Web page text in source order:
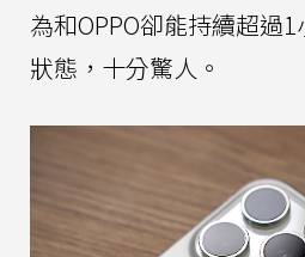
為和OPPO卻能持續超過
狀態，十分驚人。